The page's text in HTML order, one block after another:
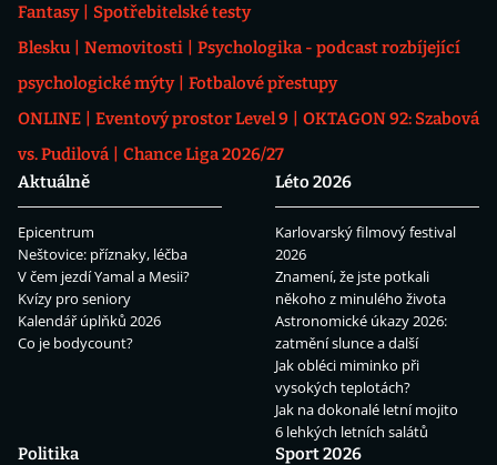
Fantasy
Spotřebitelské testy
Blesku
Nemovitosti
Psychologika - podcast rozbíjející
psychologické mýty
Fotbalové přestupy
ONLINE
Eventový prostor Level 9
OKTAGON 92: Szabová
vs. Pudilová
Chance Liga 2026/27
Aktuálně
Epicentrum
Neštovice: příznaky, léčba
V čem jezdí Yamal a Mesii?
Kvízy pro seniory
Kalendář úplňků 2026
Co je bodycount?
Léto 2026
Karlovarský filmový festival
2026
Znamení, že jste potkali
někoho z minulého života
Astronomické úkazy 2026:
zatmění slunce a další
Jak obléci miminko při
vysokých teplotách?
Jak na dokonalé letní mojito
6 lehkých letních salátů
Politika
Sport 2026